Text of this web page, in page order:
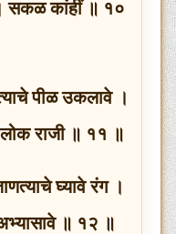
। सकळ कांहीं ॥ १०
पीळ उकलावे ।
राजी ॥ ११ ॥
घ्यावे रंग ।
॥ १२ ॥